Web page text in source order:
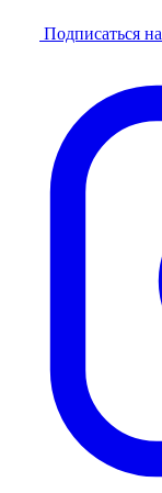
Подписаться